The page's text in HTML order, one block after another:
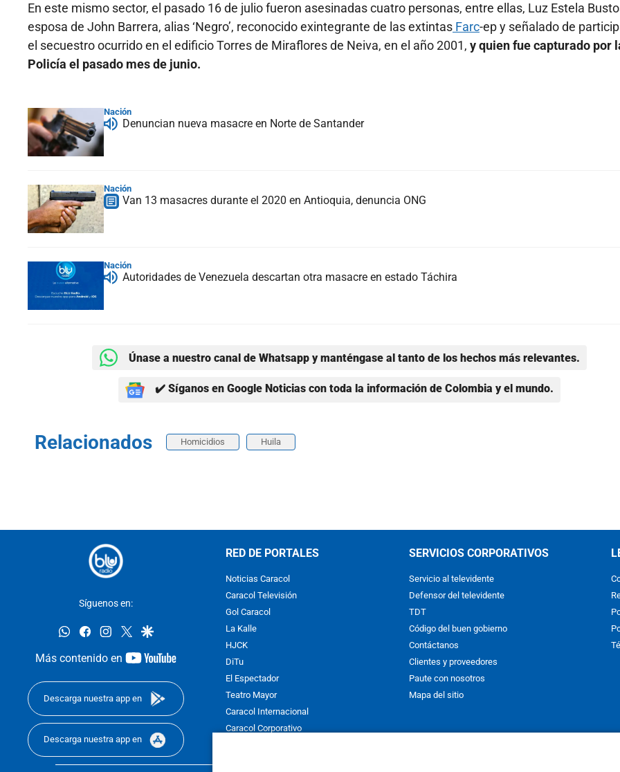
En este mismo sector, el pasado 16 de julio fueron asesinadas cuatro personas, entre ellas, Luz Estela
esposa de John Barrera, alias ‘Negro’, reconocido exintegrante de las extintas Farc-ep y señalado de
el secuestro ocurrido en el edificio Torres de Miraflores de Neiva, en el año 2001, y quien fue capturado por
Policía el pasado mes de junio.
Nación
Denuncian nueva masacre en Norte de Santander
Nación
Van 13 masacres durante el 2020 en Antioquia, denuncia ONG
Nación
Autoridades de Venezuela descartan otra masacre en estado Táchira
Únase a nuestro canal de Whatsapp y manténgase al tanto de los hechos más relevantes.
✔️ Síganos en Google Noticias con toda la información de Colombia y el mundo.
Relacionados Homicidios Huila
Síguenos en:
whatsappfacebookinstagram
twittergoogle
Más contenido en
youtube-
Descarga nuestra app en
Descarga nuestra app en
RED DE PORTALES
Noticias Caracol
Caracol Televisión
Gol Caracol
La Kalle
HJCK
DiTu
El Espectador
Teatro Mayor
Caracol Internacional
Caracol Corporativo
SERVICIOS CORPORATIVOS
Servicio al televidente
Defensor del televidente
TDT
Código del buen gobierno
Contáctanos
Clientes y proveedores
Paute con nosotros
Mapa del sitio